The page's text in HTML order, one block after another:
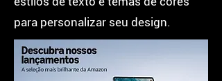
para personalizar seu design.